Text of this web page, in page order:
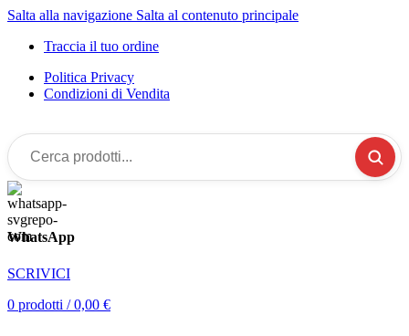
Salta alla navigazione Salta al contenuto principale
Traccia il tuo ordine
Politica Privacy
Condizioni di Vendita
Cerca
prodotti...
WhatsApp
SCRIVICI
0 prodotti / 0,00 €